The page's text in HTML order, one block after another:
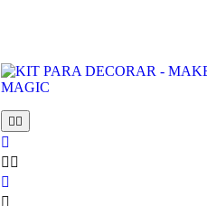
 

 

